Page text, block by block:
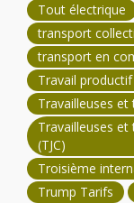
Tout électrique
transport
transport en
Travail
Travailleuses
Travailleuses
(TJC)
Troisième
Trump Tarifs